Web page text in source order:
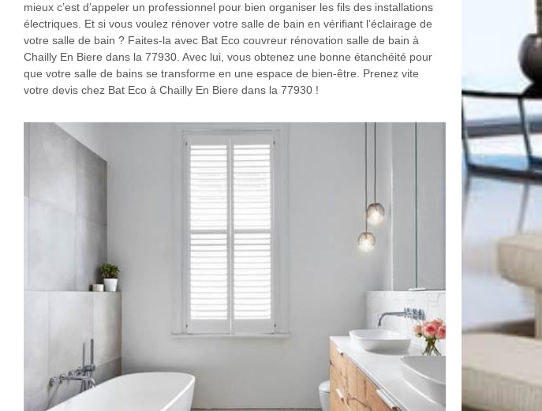
mieux c’est d’appeler un professionnel pour bien organiser les fils des installations
électriques. Et si vous voulez rénover votre salle de bain en vérifiant l’éclairage de
votre salle de bain ? Faites-la avec Bat Eco couvreur rénovation salle de bain à
Chailly En Biere dans la 77930. Avec lui, vous obtenez une bonne étanchéité pour
que votre salle de bains se transforme en une espace de bien-être. Prenez vite
votre devis chez Bat Eco à Chailly En Biere dans la 77930 !